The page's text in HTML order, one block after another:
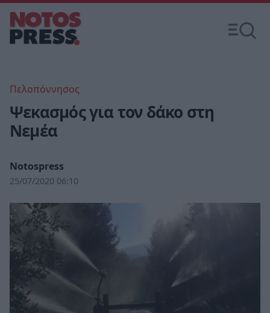
Πελοπόννησος
Ψεκασμός για τον δάκο στη
Νεμέα
Notospress
25/07/2020 06:10